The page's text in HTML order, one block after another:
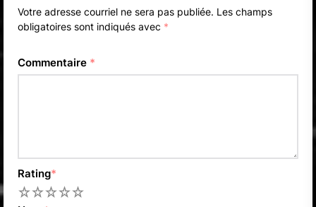
Votre adresse courriel ne sera pas publiée. Les champs
obligatoires sont indiqués avec *
Commentaire *
Rating*
5
4
3
2